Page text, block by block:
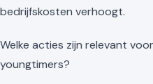
bedrijfskosten verhoogt.
Welke acties zijn relevant
youngtimers?